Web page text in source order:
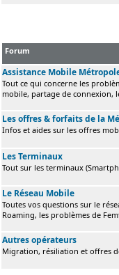
Forum
Assistance Mobile
Tout ce qui concerne les
mobile, partage de connexion,
Les offres & forfaits de la
Infos et aides sur les offres
Les Terminaux
Tout sur les terminaux
Le Réseau Mobile
Toutes vos questions sur le
Roaming, les problèmes de
Autres opérateurs
Migration, résiliation et offres